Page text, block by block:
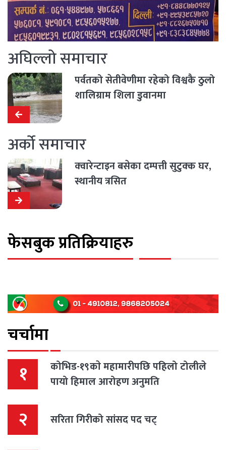
अघिल्लो समाचार
पर्वतको सेतीवेणीमा रहेको विश्वकै ठुलो
शालिग्राम शिला डुवानमा
अर्को समाचार
क्‍वारेन्टाइन बसेका दम्पत्ती सुटुक्‍क घर,
स्थानीय त्रसित
फेसबुक प्रतिक्रियाहरु
चर्चामा
१
कोभिड-१९काे महामारीपछि पहिलो टोलीले
पायो हिमाल आरोहण अनुमति
२ सरिता गिरीको सांसद पद चट्